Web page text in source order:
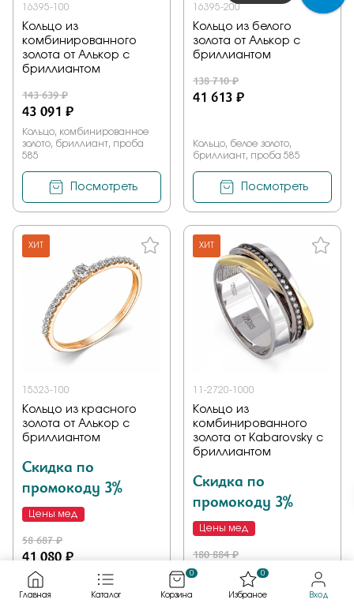
16395-100
Кольцо из
комбинированного
золота от Алькор с
бриллиантом
143 639 ₽
43 091 ₽
Кольцо, комбинированное
золото, бриллиант, проба
585
Посмотреть
16395-200
Кольцо из белого
золота от Алькор с
бриллиантом
138 710 ₽
41 613 ₽
Кольцо, белое золото,
бриллиант, проба 585
Посмотреть
ХИТ
15323-100
Кольцо из красного
золота от Алькор с
бриллиантом
Скидка по
промокоду 3%
Цены мед
58 687 ₽
41 080 ₽
ХИТ
11-2720-1000
Кольцо из
комбинированного
золота от Kabarovsky с
бриллиантом
Скидка по
промокоду 3%
Цены мед
180 884 ₽
126 618 ₽
Кольцо, комбинированное
Главная Каталог Корзина
0
Избраное
0
Вход